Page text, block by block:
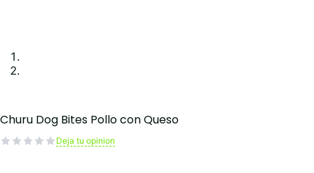
Churu Dog Bites Pollo con Queso
Deja tu opinion